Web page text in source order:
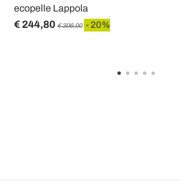
ecopelle Lappola
€ 244,80 € 306,00 - 20%